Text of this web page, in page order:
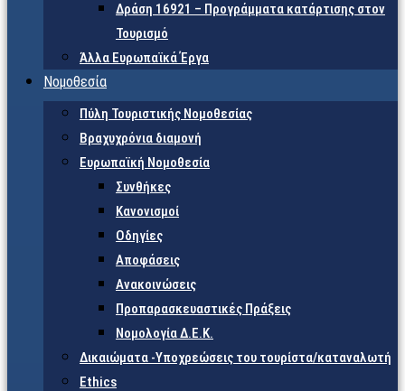
Δράση 16921 – Προγράμματα κατάρτισης στον
Τουρισμό
Άλλα Ευρωπαϊκά Έργα
Νομοθεσία
Πύλη Τουριστικής Νομοθεσίας
Βραχυχρόνια διαμονή
Ευρωπαϊκή Νομοθεσία
Συνθήκες
Κανονισμοί
Οδηγίες
Αποφάσεις
Ανακοινώσεις
Προπαρασκευαστικές Πράξεις
Νομολογία Δ.Ε.Κ.
Δικαιώματα -Υποχρεώσεις του τουρίστα/καταναλωτή
Ethics